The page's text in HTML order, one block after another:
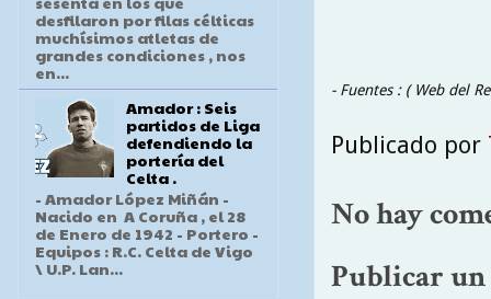
- Fuentes : ( Web del
Publicado por
No hay
Publicar
desfilaron por filas célticas
muchísimos atletas de
grandes condiciones , nos
en...
Amador : Seis
partidos de Liga
defendiendo la
portería del
Celta .
- Amador López Miñán -
Nacido en A Coruña , el 28
de Enero de 1942 - Portero -
Equipos : R.C. Celta de Vigo
\ U.P. Lan...